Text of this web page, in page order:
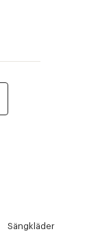
Sängkläder